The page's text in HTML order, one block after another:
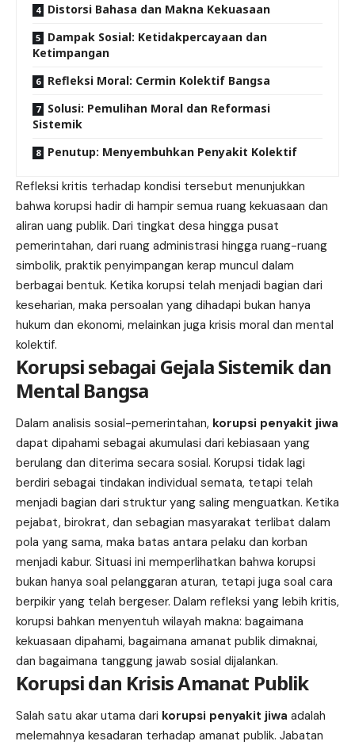
Distorsi Bahasa dan Makna Kekuasaan
Dampak Sosial: Ketidakpercayaan dan
Ketimpangan
Refleksi Moral: Cermin Kolektif Bangsa
Solusi: Pemulihan Moral dan Reformasi
Sistemik
Penutup: Menyembuhkan Penyakit Kolektif
Refleksi kritis terhadap kondisi tersebut menunjukkan
bahwa korupsi hadir di hampir semua ruang kekuasaan dan
aliran uang publik. Dari tingkat desa hingga pusat
pemerintahan, dari ruang administrasi hingga ruang-ruang
simbolik, praktik penyimpangan kerap muncul dalam
berbagai bentuk. Ketika korupsi telah menjadi bagian dari
keseharian, maka persoalan yang dihadapi bukan hanya
hukum dan ekonomi, melainkan juga krisis moral dan mental
kolektif.
Korupsi sebagai Gejala Sistemik dan
Mental Bangsa
Dalam analisis sosial-pemerintahan, korupsi penyakit jiwa
dapat dipahami sebagai akumulasi dari kebiasaan yang
berulang dan diterima secara sosial. Korupsi tidak lagi
berdiri sebagai tindakan individual semata, tetapi telah
menjadi bagian dari struktur yang saling menguatkan. Ketika
pejabat, birokrat, dan sebagian masyarakat terlibat dalam
pola yang sama, maka batas antara pelaku dan korban
menjadi kabur. Situasi ini memperlihatkan bahwa korupsi
bukan hanya soal pelanggaran aturan, tetapi juga soal cara
berpikir yang telah bergeser. Dalam refleksi yang lebih kritis,
korupsi bahkan menyentuh wilayah makna: bagaimana
kekuasaan dipahami, bagaimana amanat publik dimaknai,
dan bagaimana tanggung jawab sosial dijalankan.
Korupsi dan Krisis Amanat Publik
Salah satu akar utama dari korupsi penyakit jiwa adalah
melemahnya kesadaran terhadap amanat publik. Jabatan